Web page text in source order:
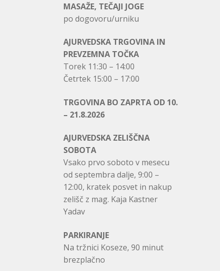
MASAŽE, TEČAJI JOGE
po dogovoru/urniku
AJURVEDSKA TRGOVINA IN
PREVZEMNA TOČKA
Torek 11:30 – 14:00
Četrtek 15:00 – 17:00
TRGOVINA BO ZAPRTA OD 10.
– 21.8.2026
AJURVEDSKA ZELIŠČNA
SOBOTA
Vsako prvo soboto v mesecu
od septembra dalje, 9:00 –
12:00, kratek posvet in nakup
zelišč z mag. Kaja Kastner
Yadav
PARKIRANJE
Na tržnici Koseze, 90 minut
brezplačno